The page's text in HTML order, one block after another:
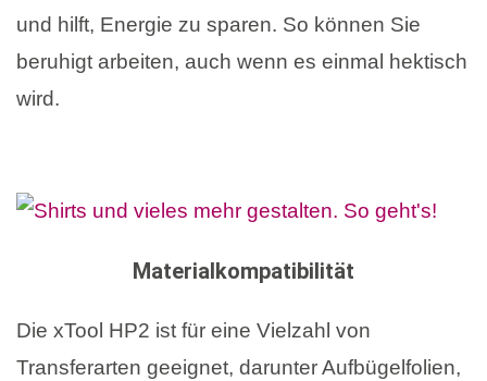
und hilft, Energie zu sparen. So können Sie
beruhigt arbeiten, auch wenn es einmal hektisch
wird.
Materialkompatibilität
Die xTool HP2 ist für eine Vielzahl von
Transferarten geeignet, darunter Aufbügelfolien,